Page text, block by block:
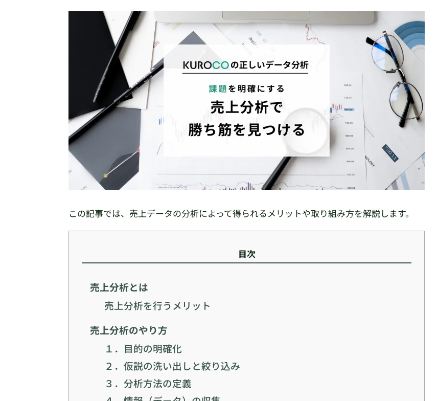
この記事では、売上データの分析によって得られるメリットや取り組み方を解説します。
目次
売上分析とは
売上分析を行うメリット
売上分析のやり方
１．目的の明確化
２．仮説の洗い出しと絞り込み
３．分析方法の定義